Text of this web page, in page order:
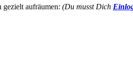
gezielt aufräumen: (Du musst Dich